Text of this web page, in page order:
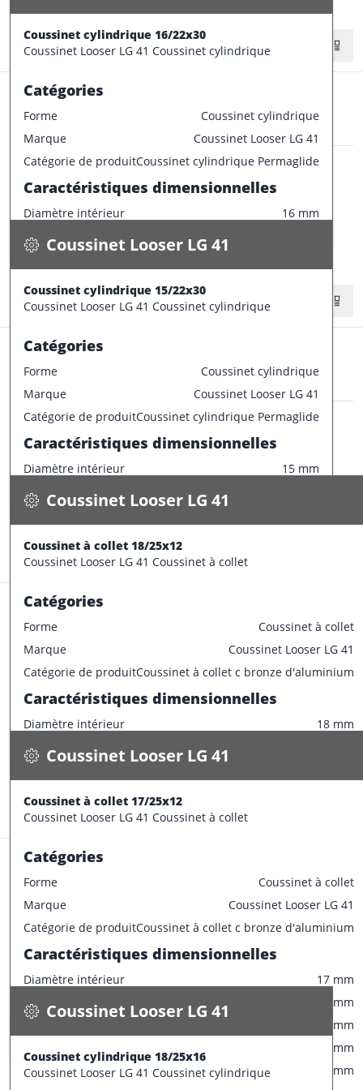
Tolérances de production
Champ de tolérance diamètre interieur
Champ de tolérance longueur
h13
Champ de tolérance largeur de la bride
0/-0.2
Tolérances de montage préconisées
Tolérance de l'arbre
Tolérance du logement
H7
Coussinet cylindrique 16/22x30
Coussinet Looser LG 41 Coussinet cylindrique
Catégories
Forme
Coussinet cylindrique
Marque
Coussinet Looser LG 41
Catégorie de produitCoussinet cylindrique Permaglide
Caractéristiques dimensionnelles
Diamètre intérieur
16 mm
Diamètre extérieur
Tolérances de production
Champ de tolérance diamètre interieur
Champ de tolérance longueur
h13
Champ de tolérance largeur de la bride
0/-0.2
Tolérances de montage préconisées
Tolérance de l'arbre
Tolérance du logement
H7
CONFECTIONNER
Stock:24 pce
Coussinet Looser LG 41
0.050 kg / pce
Spécifications
Coussinet Looser LG 41
Coussinet cylindrique 15/22x30
Coussinet Looser LG 41 Coussinet cylindrique
Catégories
Forme
Coussinet cylindrique
Marque
Coussinet Looser LG 41
Catégorie de produitCoussinet cylindrique Permaglide
Caractéristiques dimensionnelles
Diamètre intérieur
15 mm
Diamètre extérieur
Tolérances de production
Champ de tolérance diamètre interieur
Champ de tolérance longueur
h13
Champ de tolérance largeur de la bride
0/-0.2
Tolérances de montage préconisées
Tolérance de l'arbre
Tolérance du logement
H7
CONFECTIONNER
Stock:22 pce
Coussinet Looser LG 41
0.036 kg / pce
Spécifications
Coussinet Looser LG 41
Coussinet à collet 18/25x12
Coussinet Looser LG 41 Coussinet à collet
Catégories
Forme
Coussinet à collet
Marque
Coussinet Looser LG 41
Catégorie de produitCoussinet à collet c bronze d'aluminium
Caractéristiques dimensionnelles
Diamètre intérieur
18 mm
Diamètre extérieur
Epaisseur
Champ de tolérance diamètre extérieur
Champ de tolérance diamètre interieur
F7
Champ de tolérance longueur
h13
Champ de tolérance diamètre de la bride
d11
Champ de tolérance largeur de la bride
Tolérances de montage préconisées
Tolérance de l'arbre
e7
Tolérance du logement
H7
CONFECTIONNER
Stock:25 pce
Coussinet Looser LG 41
0.039 kg / pce
Spécifications
Coussinet Looser LG 41
Coussinet à collet 17/25x12
Coussinet Looser LG 41 Coussinet à collet
Catégories
Forme
Coussinet à collet
Marque
Coussinet Looser LG 41
Catégorie de produitCoussinet à collet c bronze d'aluminium
Caractéristiques dimensionnelles
Diamètre intérieur
17 mm
Diamètre extérieur
25 mm
12 mm
32 mm
Epaisseur
4 mm
CONFECTIONNER
Stock:11 pce
Coussinet Looser LG 41
0.030 kg / pce
Spécifications
Coussinet Looser LG 41
Coussinet cylindrique 18/25x16
Coussinet Looser LG 41 Coussinet cylindrique
CONFECTIONNER
Stock:17 pce